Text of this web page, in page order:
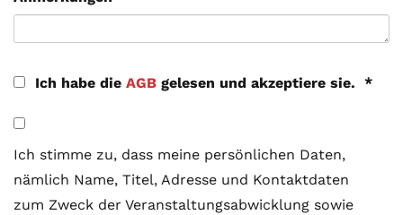
Ich habe die AGB gelesen und akzeptiere sie. *
Ich stimme zu, dass meine persönlichen Daten,
nämlich Name, Titel, Adresse und Kontaktdaten
zum Zweck der Veranstaltungsabwicklung sowie